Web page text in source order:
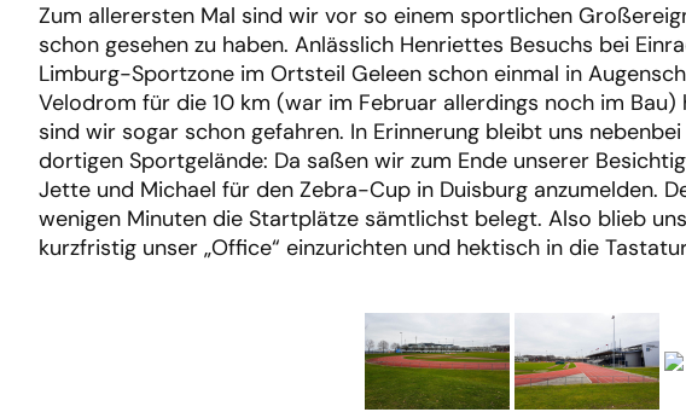
Zum allerersten Mal sind wir vor so einem sportlichen
schon gesehen zu haben. Anlässlich Henriettes Besuchs bei
Limburg-Sportzone im Ortsteil Geleen schon einmal in
Velodrom für die 10 km (war im Februar allerdings noch im
sind wir sogar schon gefahren. In Erinnerung bleibt uns
dortigen Sportgelände: Da saßen wir zum Ende unserer
Jette und Michael für den Zebra-Cup in Duisburg anzumelden.
wenigen Minuten die Startplätze sämtlichst belegt. Also blieb
kurzfristig unser „Office“ einzurichten und hektisch in die